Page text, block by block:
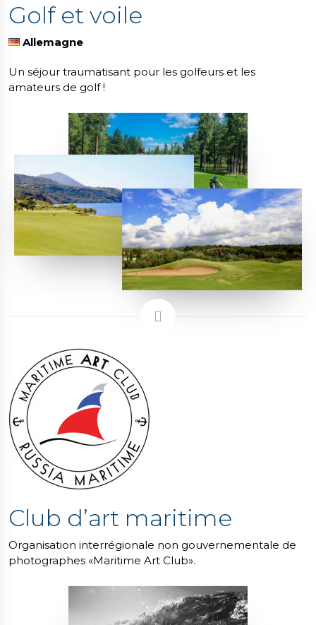
Golf et voile
Allemagne
Un séjour traumatisant pour les golfeurs et les
amateurs de golf !
Club d’art maritime
Organisation interrégionale non gouvernementale de
photographes «Maritime Art Club».